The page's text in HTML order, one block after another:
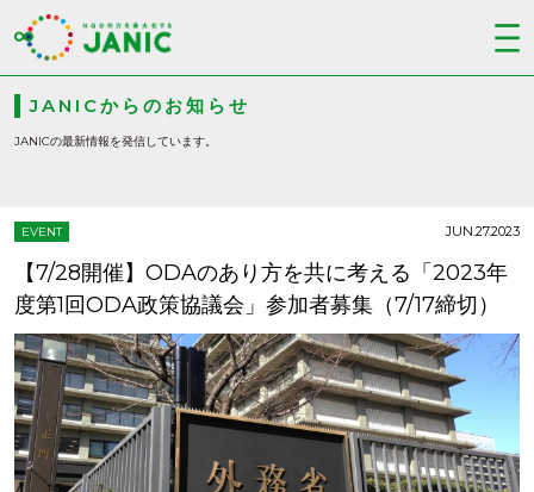
JANICからのお知らせ
JANICの最新情報を発信しています。
EVENT
【7/28開催】ODAのあり方を共に考える「2023年
度第1回ODA政策協議会」参加者募集（7/17締切）
JUN.27.2023